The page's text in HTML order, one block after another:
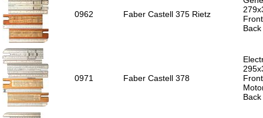
0962 Faber Castell 375 Rietz
0971 Faber Castell 378